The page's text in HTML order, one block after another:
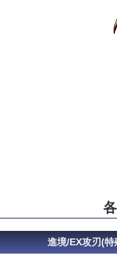
進境/EX攻刃(